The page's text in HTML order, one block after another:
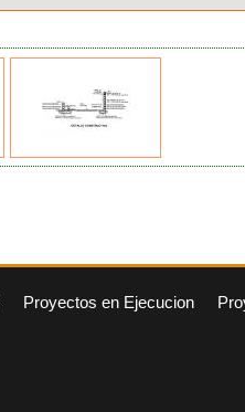
Proyectos en Ejecucion